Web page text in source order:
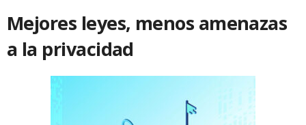
Mejores leyes, menos amenazas
a la privacidad